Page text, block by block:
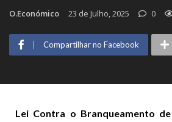
O.Económico 23 de Julho, 2025 0
Compartilhar no Facebook
Lei Contra o Branqueamento